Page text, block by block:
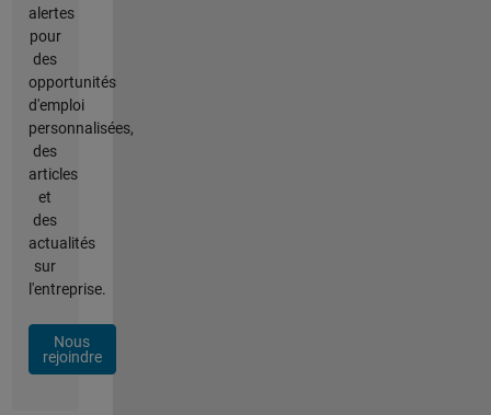
alertes
pour
des
opportunités
d'emploi
personnalisées,
des
articles
et
des
actualités
sur
l'entreprise.
Nous
rejoindre